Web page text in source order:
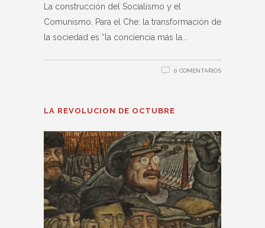
La construcción del Socialismo y el
Comunismo. Para el Che: la transformación de
la sociedad es “la conciencia más la
0 COMENTARIOS
LA REVOLUCION DE OCTUBRE